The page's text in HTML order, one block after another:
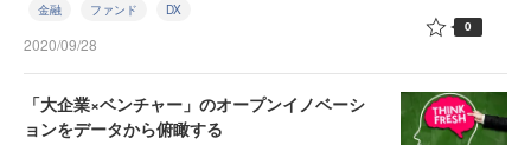
金融 ファンド DX
2020/09/28
0
「大企業×ベンチャー」のオープンイノベーシ
ョンをデータから俯瞰する